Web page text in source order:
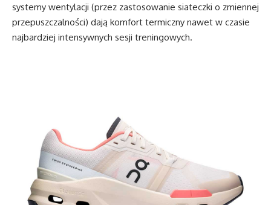
systemy wentylacji (przez zastosowanie siateczki o zmiennej
przepuszczalności) dają komfort termiczny nawet w czasie
najbardziej intensywnych sesji treningowych.